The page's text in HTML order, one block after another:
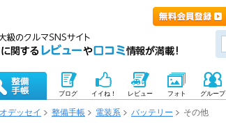
ブログ イイね！ レビュー フォト グループ
オデッセイ 整備手帳 電装系 バッテリー その他